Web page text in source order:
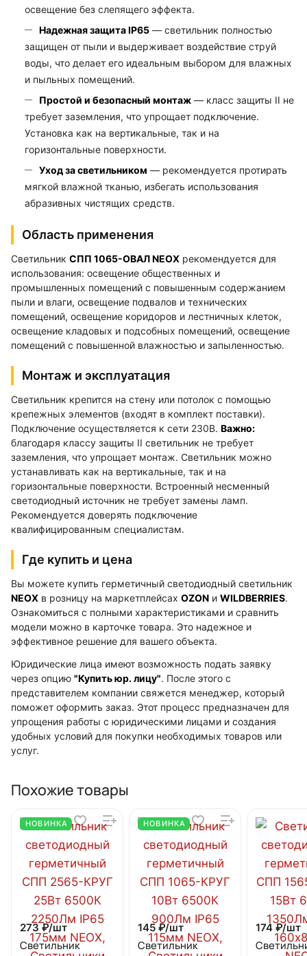
освещение без слепящего эффекта.
Надежная защита IP65 — светильник полностью
защищен от пыли и выдерживает воздействие струй
воды, что делает его идеальным выбором для влажных
и пыльных помещений.
Простой и безопасный монтаж — класс защиты II не
требует заземления, что упрощает подключение.
Установка как на вертикальные, так и на
горизонтальные поверхности.
Уход за светильником — рекомендуется протирать
мягкой влажной тканью, избегать использования
абразивных чистящих средств.
Область применения
Светильник СПП 1065-ОВАЛ NEOX рекомендуется для
использования: освещение общественных и
промышленных помещений с повышенным содержанием
пыли и влаги, освещение подвалов и технических
помещений, освещение коридоров и лестничных клеток,
освещение кладовых и подсобных помещений, освещение
помещений с повышенной влажностью и запыленностью.
Монтаж и эксплуатация
Светильник крепится на стену или потолок с помощью
крепежных элементов (входят в комплект поставки).
Подключение осуществляется к сети 230В. Важно:
благодаря классу защиты II светильник не требует
заземления, что упрощает монтаж. Светильник можно
устанавливать как на вертикальные, так и на
горизонтальные поверхности. Встроенный несменный
светодиодный источник не требует замены ламп.
Рекомендуется доверять подключение
квалифицированным специалистам.
Где купить и цена
Вы можете купить герметичный светодиодный светильник
NEOX в розницу на маркетплейсах OZON и WILDBERRIES.
Ознакомиться с полными характеристиками и сравнить
модели можно в карточке товара. Это надежное и
эффективное решение для вашего объекта.
Юридические лица имеют возможность подать заявку
через опцию "Купить юр. лицу". После этого с
представителем компании свяжется менеджер, который
поможет оформить заказ. Этот процесс предназначен для
упрощения работы с юридическими лицами и создания
удобных условий для покупки необходимых товаров или
услуг.
Похожие товары
НОВИНКА
273 ₽/шт
Светильник
НОВИНКА
145 ₽/шт
Светильник
174 ₽/шт